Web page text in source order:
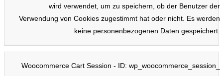
wird verwendet, um zu speichern, ob der Benutzer der
Verwendung von Cookies zugestimmt hat oder nicht. Es werden
keine personenbezogenen Daten gespeichert.
Woocommerce Cart Session - ID: wp_woocommerce_session_